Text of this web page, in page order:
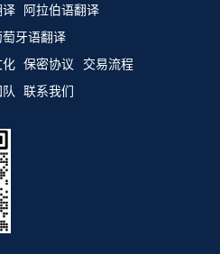
译 阿拉伯语翻译
萄牙语翻译
化 保密协议
交易流程
联系我们